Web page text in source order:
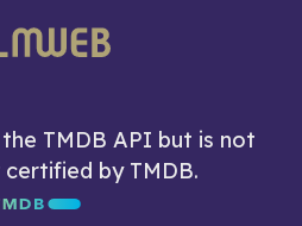
TMDB API but is not
by TMDB.